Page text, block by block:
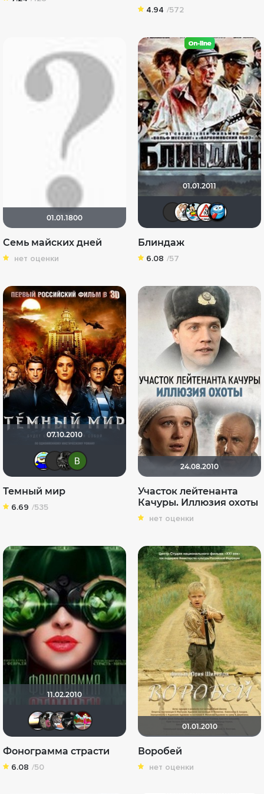
4.94 /572
01.01.1800
Семь майских дней
нет оценки
01.01.2011
Sergey_Z
Блиндаж
6.08 /57
07.10.2010
vadim sXe
demonshadow
Виктория Данилевская
Темный мир
6.69 /535
24.08.2010
Участок лейтенанта
Качуры. Иллюзия охоты
нет оценки
11.02.2010
AlittaЛюдмила
DiMk@
katjarahnatik
Фонограмма страсти
6.08 /50
01.01.2010
Воробей
нет оценки